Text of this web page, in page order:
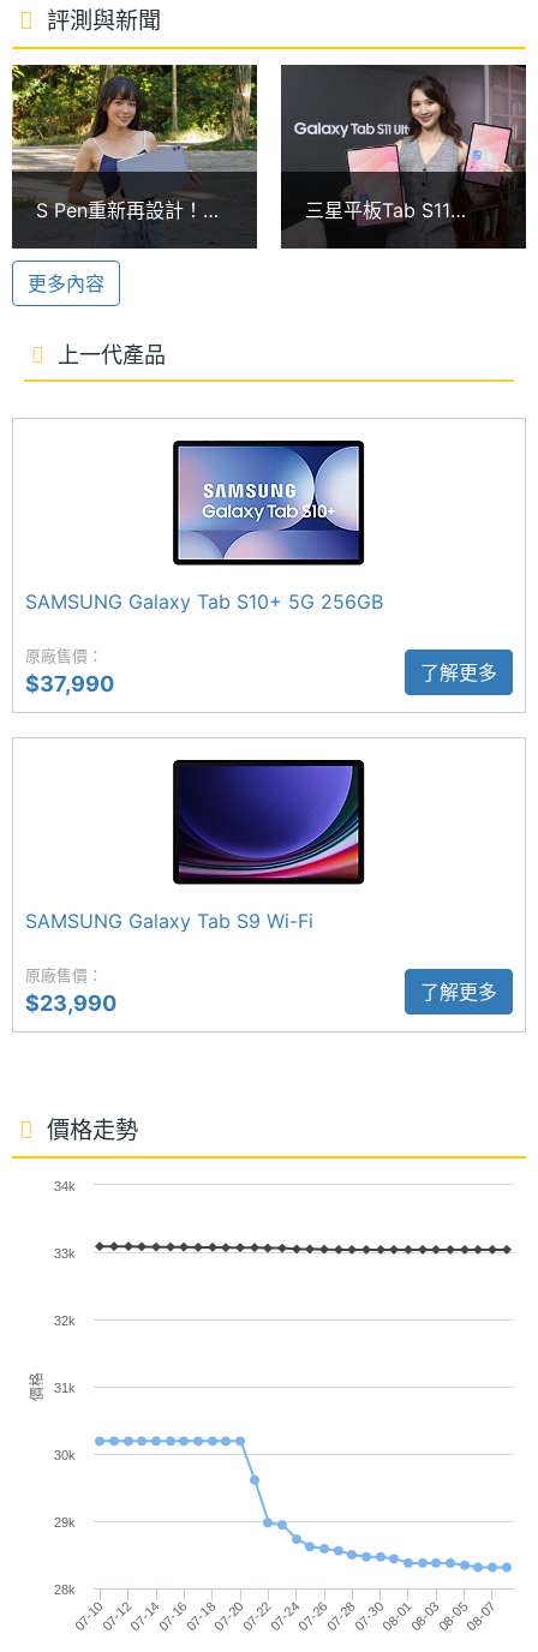
SAMSUNG Galaxy Tab S11 5G 運行 Android 16 作業
系統、One UI 8 Tab 操作介面，搭載聯發科 3 奈米製
程的 Dimensity 9400+ 八核心處理器，不僅為用戶帶
來卓越的功耗與性能表現，相較於前代，NPU 效能提
升了 33%，CPU 效能提升 24%，GPU 效能提升
27%。內建 12GB RAM / 128GB ROM、12GB RAM /
256GB ROM，可透過 microSD 卡擴充最高至 2TB
儲存空間。
生成式 Galaxy AI 體驗
SAMSUNG Galaxy Tab S11 5G 搭載完整的 Galaxy
AI 體驗，支援 AI 搜尋圈、智慧相片編輯器、塗鴉轉圖
像、即時通話翻譯、生成式慢動作影片與人像棚拍等
多樣功能，讓創作與溝通更加便利；內建 5G 上網、
Samsung DeX 不僅可透過擴展模式連接外部顯示器
實現雙螢幕操作，還能依照使用情境建立最多四個獨
立自訂工作區，進一步提升學習與工作的效率。
1,300 萬畫素主鏡頭
SAMSUNG Galaxy Tab S11 5G 後置 1,300 萬畫素主
鏡頭 + 800 萬畫素超廣角鏡頭，不論是拍攝壯麗風
景、日常生活片段，還是紀錄文件與文字，都能呈現
清晰細緻的效果。前置則搭載 1,200 萬畫素超廣角鏡
頭，無論自拍或進行視訊通話，都能容納更多畫面，
同時支援臉部解鎖，帶來更便利的使用體驗。
SAMSUNG Galaxy Tab S11 5G 盒裝隨附全新設計的
S Pen 手寫筆，採用六角形筆身設計，握感更自然貼
合手型，帶來舒適且穩定的書寫體驗。筆尖支援更大
速喚出工具選單、在 Samsung Notes 中輕鬆新增便
應用可能。
SAMSUNG Galaxy Tab S11 5G 功能特色
◎ 機身尺寸：165.3 x 253.8 x 5.5mm；機身重量：
處理器
時脈
3.73+3.3+2.4 GHz
處理器
核心數
8
圖形處
理器
Immortalis-G925 MC12
RAM記
憶體
ROM儲
128 GB, 256 GB
microSD
量
顯示螢幕
2560x1600 pixels
像素密
度
度
主螢幕
Dynamic AMOLED 2X
主相機
CMOS
評測與新聞
S Pen重新再設計！三
星大尺寸旗艦平板Tab
S11 Ultra開箱體驗
三星平板Tab S11
Ultra、S11與S10 Lite
更多內容
上一代產品
SAMSUNG Galaxy Tab S10+ 5G 256GB
原廠售價：
$37,990 了解更多
SAMSUNG Galaxy Tab S9 Wi-Fi
原廠售價：
$23,990 了解更多
價格走勢
價格
07-1007-1207-1407-1607-1807-2007-2207-2407-2607-2807-3008-0108-0308-0508-07
28k
29k
30k
31k
32k
33k
34k